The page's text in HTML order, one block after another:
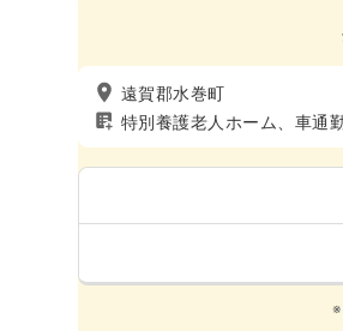
遠賀郡水巻町
特別養護老人ホーム、車通